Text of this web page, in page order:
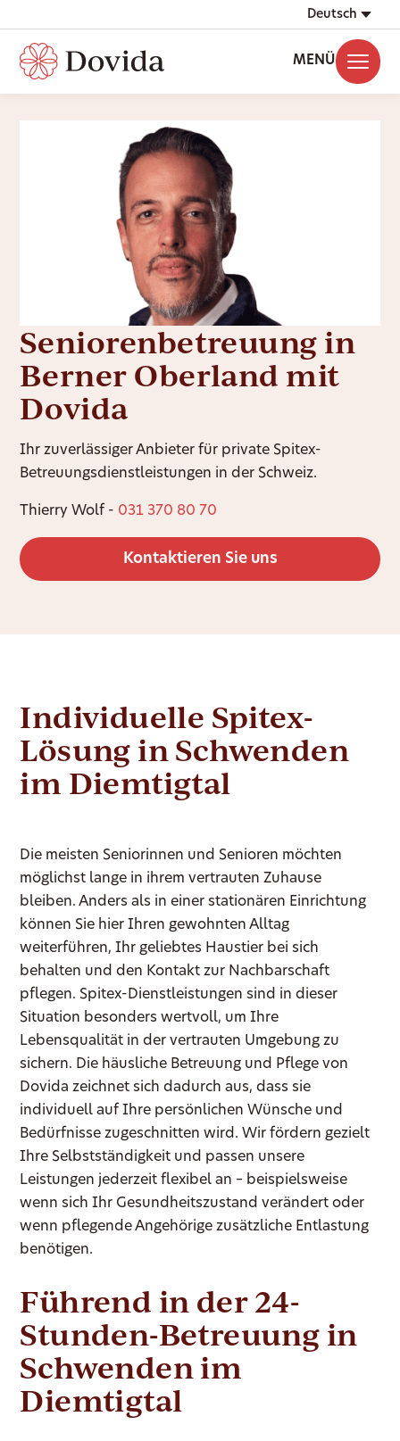
Deutsch
MENÜ
Seniorenbetreuung in
Berner Oberland mit
Dovida
Ihr zuverlässiger Anbieter für private Spitex-
Betreuungsdienstleistungen in der Schweiz.
Thierry Wolf - 031 370 80 70
Kontaktieren Sie uns
Individuelle Spitex-
Lösung in Schwenden
im Diemtigtal
Die meisten Seniorinnen und Senioren möchten
möglichst lange in ihrem vertrauten Zuhause
bleiben. Anders als in einer stationären Einrichtung
können Sie hier Ihren gewohnten Alltag
weiterführen, Ihr geliebtes Haustier bei sich
behalten und den Kontakt zur Nachbarschaft
pflegen. Spitex-Dienstleistungen sind in dieser
Situation besonders wertvoll, um Ihre
Lebensqualität in der vertrauten Umgebung zu
sichern. Die häusliche Betreuung und Pflege von
Dovida zeichnet sich dadurch aus, dass sie
individuell auf Ihre persönlichen Wünsche und
Bedürfnisse zugeschnitten wird. Wir fördern gezielt
Ihre Selbstständigkeit und passen unsere
Leistungen jederzeit flexibel an – beispielsweise
wenn sich Ihr Gesundheitszustand verändert oder
wenn pflegende Angehörige zusätzliche Entlastung
benötigen.
Führend in der 24-
Stunden-Betreuung in
Schwenden im
Diemtigtal